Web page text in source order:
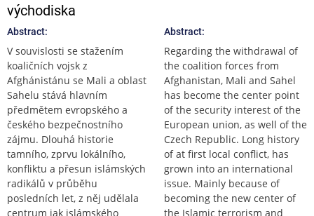
východiska
Abstract:
V souvislosti se stažením
koaličních vojsk z
Afghánistánu se Mali a oblast
Sahelu stává hlavním
předmětem evropského a
českého bezpečnostního
zájmu. Dlouhá historie
tamního, zprvu lokálního,
konfliktu a přesun islámských
radikálů v průběhu
posledních let, z něj udělala
centrum jak islámského
Abstract:
Regarding the withdrawal of
the coalition forces from
Afghanistan, Mali and Sahel
has become the center point
of the security interest of the
European union, as well of the
Czech Republic. Long history
of at first local conflict, has
grown into an international
issue. Mainly because of
becoming the new center of
the Islamic terrorism and